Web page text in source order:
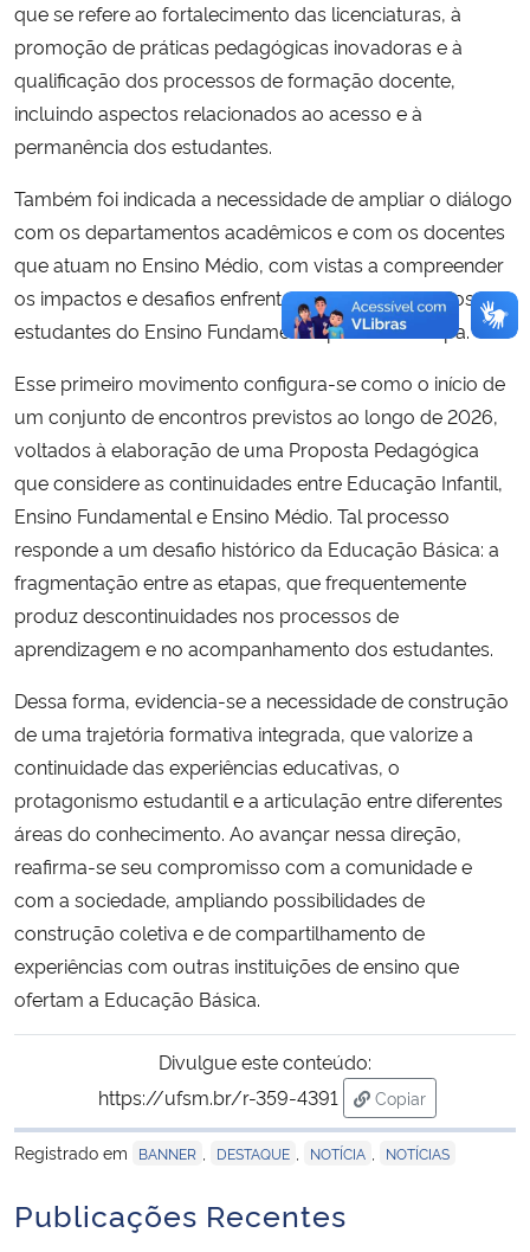
que se refere ao fortalecimento das licenciaturas, à
promoção de práticas pedagógicas inovadoras e à
qualificação dos processos de formação docente,
incluindo aspectos relacionados ao acesso e à
permanência dos estudantes.
Também foi indicada a necessidade de ampliar o diálogo
com os departamentos acadêmicos e com os docentes
que atuam no Ensino Médio, com vistas a compreender
os impactos e desafios enfrentados na transição dos
estudantes do Ensino Fundamental para essa etapa.
Esse primeiro movimento configura-se como o início de
um conjunto de encontros previstos ao longo de 2026,
voltados à elaboração de uma Proposta Pedagógica
que considere as continuidades entre Educação Infantil,
Ensino Fundamental e Ensino Médio. Tal processo
responde a um desafio histórico da Educação Básica: a
fragmentação entre as etapas, que frequentemente
produz descontinuidades nos processos de
aprendizagem e no acompanhamento dos estudantes.
Dessa forma, evidencia-se a necessidade de construção
de uma trajetória formativa integrada, que valorize a
continuidade das experiências educativas, o
protagonismo estudantil e a articulação entre diferentes
áreas do conhecimento. Ao avançar nessa direção,
reafirma-se seu compromisso com a comunidade e
com a sociedade, ampliando possibilidades de
construção coletiva e de compartilhamento de
experiências com outras instituições de ensino que
ofertam a Educação Básica.
Divulgue este conteúdo:
https://ufsm.br/r-359-4391
Copiar
para área de
Registrado em
BANNER DESTAQUE NOTÍCIA NOTÍCIAS
Publicações Recentes